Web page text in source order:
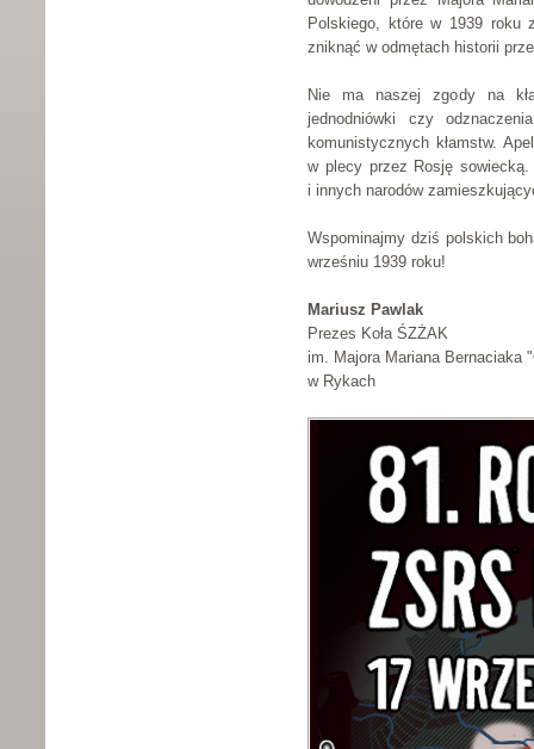
Polskiego, które w 1939 roku
zniknąć w odmętach historii
Nie ma naszej zgody na
jednodniówki czy
komunistycznych kłamstw.
w plecy przez Rosję
i innych narodów
Wspominajmy dziś polskich
wrześniu 1939 roku!
Mariusz Pawlak
Prezes Koła ŚZŻAK
im. Majora Mariana Bernaciaka
w Rykach